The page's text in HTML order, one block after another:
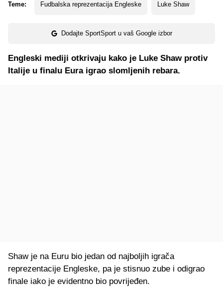
Teme: Fudbalska reprezentacija Engleske Luke Shaw
Dodajte SportSport u vaš Google izbor
Engleski mediji otkrivaju kako je Luke Shaw protiv
Italije u finalu Eura igrao slomljenih rebara.
Shaw je na Euru bio jedan od najboljih igrača
reprezentacije Engleske, pa je stisnuo zube i odigrao
finale iako je evidentno bio povrijeđen.